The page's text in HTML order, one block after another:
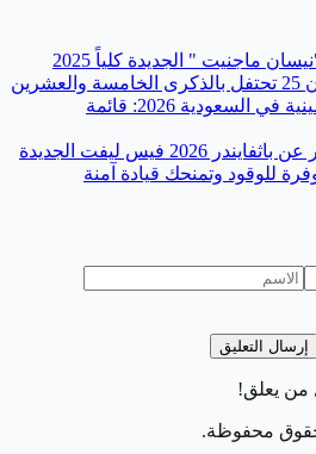
ماجنيت " الجديدة كلياً 2025
أفضل السيارات الصينية في السعودية 2026: قائمة
فيس ليفت الجديدة
إرسال التعليق
من يعلق!
محفوظة.